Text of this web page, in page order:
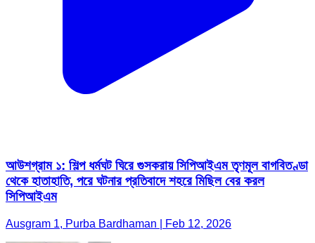
আউশগ্রাম ১: শিল্প ধর্মঘট ঘিরে গুসকরায় সিপিআইএম তৃণমূল বাগবিতণ্ডা
থেকে হাতাহাতি, পরে ঘটনার প্রতিবাদে শহরে মিছিল বের করল
সিপিআইএম
Ausgram 1, Purba Bardhaman | Feb 12, 2026